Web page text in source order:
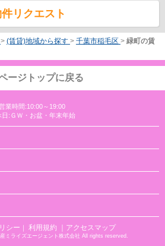
リクエスト
> (賃貸)地域から探す > 千葉市稲毛区 > 緑町の賃
ージトップに戻る
業時間:10:00～19:00
日:ＧＷ・お盆・年末年始
シー ｜ 利用規約 ｜アクセスマップ
ミライズエージェント株式会社 All rights reserved.